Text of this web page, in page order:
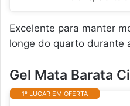
Excelente para manter
longe do quarto durante
Gel Mata Barata
1º LUGAR EM OFERTA